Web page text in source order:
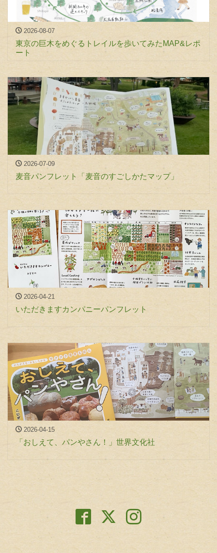
2026-08-07
東京の巨木をめぐるトレイルを歩いてみたMAP&レポ
ート
2026-07-09
麦音パンフレット「麦音のすごしかたマップ」
2026-04-21
いただきますカンパニーパンフレット
2026-04-15
「おしえて、パンやさん！」世界文化社